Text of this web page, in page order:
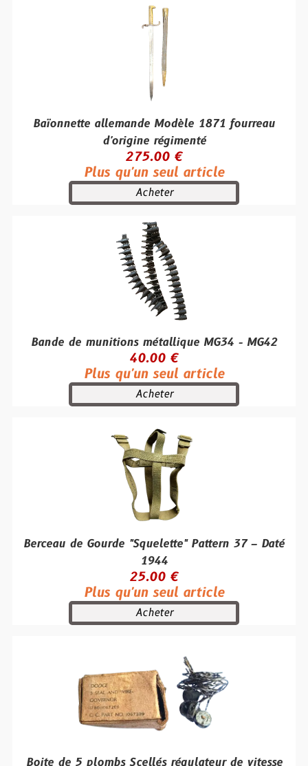
Baïonnette allemande Modèle 1871 fourreau
d'origine régimenté
275.00 €
Plus qu'un seul article
Acheter
Bande de munitions métallique MG34 - MG42
40.00 €
Plus qu'un seul article
Acheter
Berceau de Gourde "Squelette" Pattern 37 – Daté
1944
25.00 €
Plus qu'un seul article
Acheter
Boite de 5 plombs Scellés régulateur de vitesse